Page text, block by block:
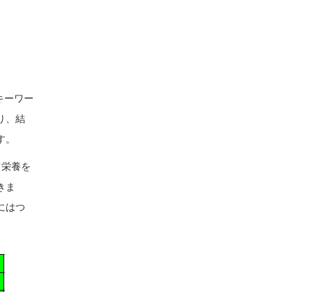
ーワー
、結
養を
ま
はつ